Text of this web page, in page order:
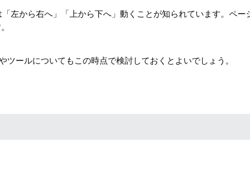
左から右へ」「上から下へ」動くことが知られています。ペ
ールについてもこの時点で検討しておくとよいでしょう。